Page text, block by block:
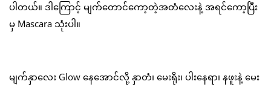
ပါတယ်။ ဒါကြောင့် မျက်တောင်ကော့တဲ့အတံလေးနဲ့ အရင်ကော့ပြီး
မှ Mascara သုံးပါ။
မျက်နှာလေး Glow နေအောင်လို့ နှာတံ၊ မေးရိုး၊ ပါးနေရာ၊ နဖူးနဲ့ မေး